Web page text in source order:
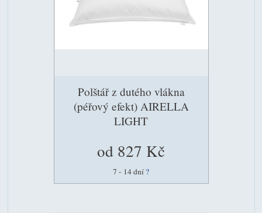
Polštář z dutého vlákna
(péřový efekt) AIRELLA
LIGHT
od 827 Kč
7 - 14 dní ?